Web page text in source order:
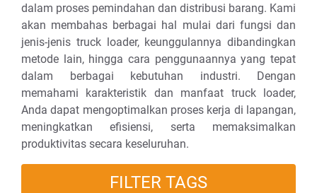
dalam proses pemindahan dan distribusi barang. Kami
akan membahas berbagai hal mulai dari fungsi dan
jenis-jenis truck loader, keunggulannya dibandingkan
metode lain, hingga cara penggunaannya yang tepat
dalam berbagai kebutuhan industri. Dengan
memahami karakteristik dan manfaat truck loader,
Anda dapat mengoptimalkan proses kerja di lapangan,
meningkatkan efisiensi, serta memaksimalkan
produktivitas secara keseluruhan.
FILTER TAGS